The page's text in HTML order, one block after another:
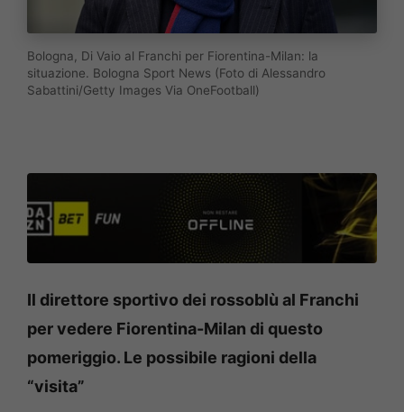
Bologna, Di Vaio al Franchi per Fiorentina-Milan: la
situazione. Bologna Sport News (Foto di Alessandro
Sabattini/Getty Images Via OneFootball)
Il direttore sportivo dei rossoblù al Franchi
per vedere Fiorentina-Milan di questo
pomeriggio. Le possibile ragioni della
“visita”